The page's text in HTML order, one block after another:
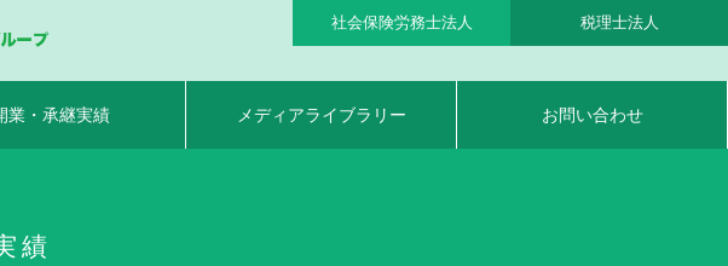
社会保険労務士法人 税理士法人
業・承継実績 メディアライブラリー お問い合わせ
績